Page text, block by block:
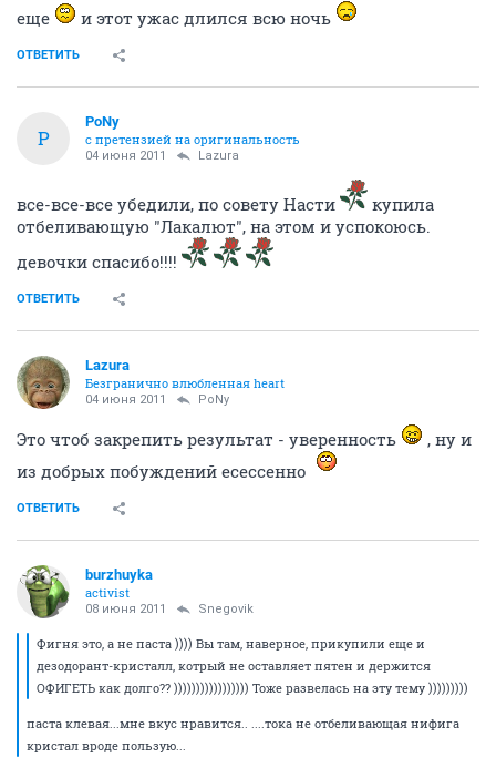
еще
и этот ужас длился всю ночь
ОТВЕТИТЬ
P
PoNy
с претензией на оригинальность
04 июня 2011 Lazura
все-все-все убедили, по совету Насти
купила
отбеливающую "Лакалют", на этом и успокоюсь.
девочки спасибо!!!!
ОТВЕТИТЬ
Lazura
Безгранично влюбленная heart
04 июня 2011 PoNy
Это чтоб закрепить результат - уверенность
, ну и
из добрых побуждений есессенно
ОТВЕТИТЬ
burzhuyka
activist
08 июня 2011 Snegovik
Фигня это, а не паста )))) Вы там, наверное, прикупили еще и
дезодорант-кристалл, котрый не оставляет пятен и держится
ОФИГЕТЬ как долго?? ))))))))))))))))) Тоже развелась на эту тему )))))))))
паста клевая...мне вкус нравится.. ....тока не отбеливающая нифига
кристал вроде пользую...